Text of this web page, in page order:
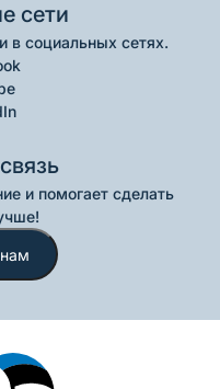
сети
в социальных сетях.
и помогает сделать